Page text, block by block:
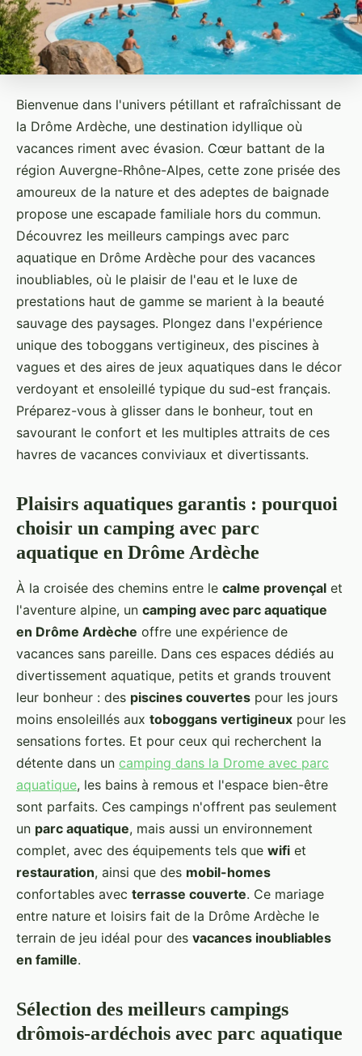
Bienvenue dans l'univers pétillant et rafraîchissant de
la Drôme Ardèche, une destination idyllique où
vacances riment avec évasion. Cœur battant de la
région Auvergne-Rhône-Alpes, cette zone prisée des
amoureux de la nature et des adeptes de baignade
propose une escapade familiale hors du commun.
Découvrez les meilleurs campings avec parc
aquatique en Drôme Ardèche pour des vacances
inoubliables, où le plaisir de l'eau et le luxe de
prestations haut de gamme se marient à la beauté
sauvage des paysages. Plongez dans l'expérience
unique des toboggans vertigineux, des piscines à
vagues et des aires de jeux aquatiques dans le décor
verdoyant et ensoleillé typique du sud-est français.
Préparez-vous à glisser dans le bonheur, tout en
savourant le confort et les multiples attraits de ces
havres de vacances conviviaux et divertissants.
Plaisirs aquatiques garantis : pourquoi
choisir un camping avec parc
aquatique en Drôme Ardèche
À la croisée des chemins entre le calme provençal et
l'aventure alpine, un camping avec parc aquatique
en Drôme Ardèche offre une expérience de
vacances sans pareille. Dans ces espaces dédiés au
divertissement aquatique, petits et grands trouvent
leur bonheur : des piscines couvertes pour les jours
moins ensoleillés aux toboggans vertigineux pour les
sensations fortes. Et pour ceux qui recherchent la
détente dans un camping dans la Drome avec parc
aquatique, les bains à remous et l'espace bien-être
sont parfaits. Ces campings n'offrent pas seulement
un parc aquatique, mais aussi un environnement
complet, avec des équipements tels que wifi et
restauration, ainsi que des mobil-homes
confortables avec terrasse couverte. Ce mariage
entre nature et loisirs fait de la Drôme Ardèche le
terrain de jeu idéal pour des vacances inoubliables
en famille.
Sélection des meilleurs campings
drômois-ardéchois avec parc aquatique